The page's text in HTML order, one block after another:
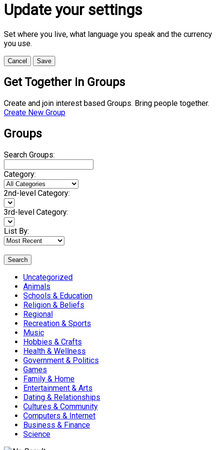
Update your settings
Set where you live, what language you speak and the currency
you use.
Cancel Save
Get Together in Groups
Create and join interest based Groups. Bring people together.
Create New Group
Groups
Search Groups:
Category:
2nd-level Category:
3rd-level Category:
List By:
Search
Uncategorized
Animals
Schools & Education
Religion & Beliefs
Regional
Recreation & Sports
Music
Hobbies & Crafts
Health & Wellness
Government & Politics
Games
Family & Home
Entertainment & Arts
Dating & Relationships
Cultures & Community
Computers & Internet
Business & Finance
Science